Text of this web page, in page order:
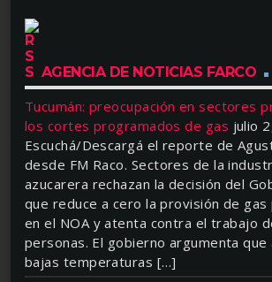
AGENCIA DE NOTICIAS FARCO
Tucumán: preocupación en sectores
los cortes programados de gas julio
Escuchá/Descargá el reporte de
desde FM Raco. Sectores de la
azucarera rechazan la decisión del
que reduce a cero la provisión de
en el NOA y atenta contra el trabajo
personas. El gobierno argumenta que
bajas temperaturas […]